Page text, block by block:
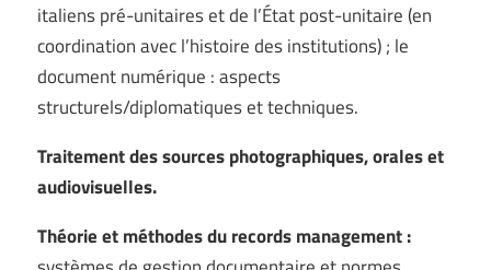
italiens pré-unitaires et de l’État post-unitaire (en
coordination avec l’histoire des institutions) ; le
document numérique : aspects
structurels/diplomatiques et techniques.
Traitement des sources photographiques, orales et
audiovisuelles.
Théorie et méthodes du records management :